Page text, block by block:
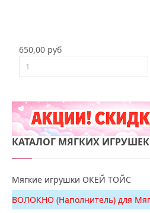
650,00 руб
КАТАЛОГ МЯГКИХ ИГРУШЕК
Мягкие игрушки ОКЕЙ ТОЙС
ВОЛОКНО (Наполнитель) для